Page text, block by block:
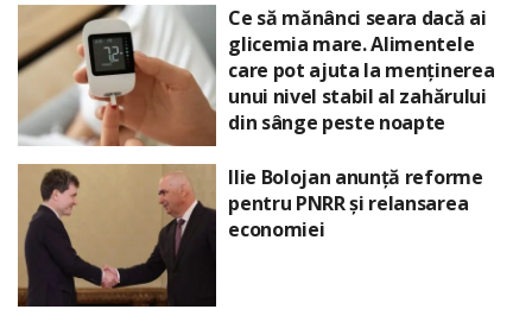
Ce să mănânci seara dacă ai
glicemia mare. Alimentele
care pot ajuta la menținerea
unui nivel stabil al zahărului
din sânge peste noapte
Ilie Bolojan anunță reforme
pentru PNRR și relansarea
economiei